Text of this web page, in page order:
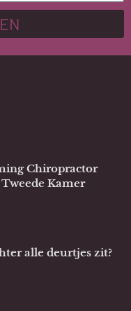
Chiropractor
Kamer
alle deurtjes zit?